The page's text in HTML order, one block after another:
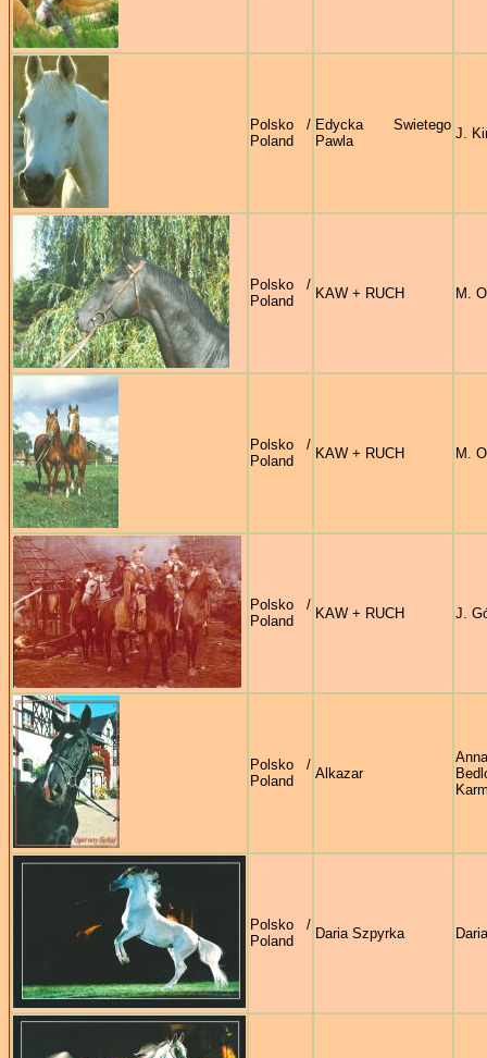
Polsko /
Poland
Edycka Swietego
Pawla
J.
Polsko /
Poland
KAW + RUCH M.
Polsko /
Poland
KAW + RUCH M.
Polsko /
Poland
KAW + RUCH J.
Polsko /
Poland
Alkazar
Anna
Polsko /
Poland
Daria Szpyrka